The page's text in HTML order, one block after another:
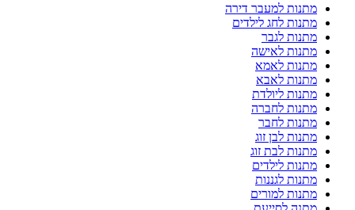
מתנות למעבר דירה
מתנות לחג לילדים
מתנות לגבר
מתנות לאישה
מתנות לאמא
מתנות לאבא
מתנות ליולדת
מתנות לחברה
מתנות לחבר
מתנות לבן זוג
מתנות לבת זוג
מתנות לילדים
מתנות לגננות
מתנות למורים